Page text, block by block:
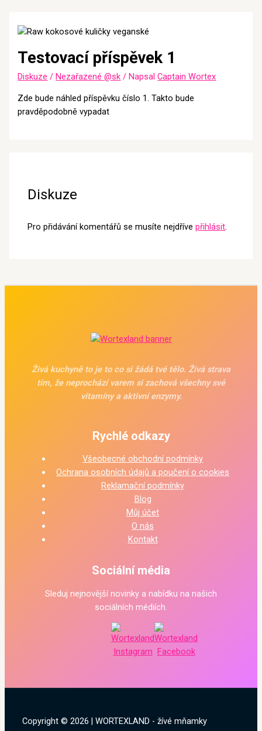
Testovací příspěvek 1
Diskuze /Nezařazené @sk / NapsalCaptain Wortex
Zde bude náhled příspěvku číslo 1. Takto bude
pravděpodobně vypadat
Diskuze
Pro přidávání komentářů se musíte nejdřívepřihlásit.
Živá kuchyně to je to co si žádá tvé tělo. Živá strava
tím, že neprochází varem si zachová všechny své
vitamíny a aktivní enzymy.
Rychlé odkazy
Všeobecné obchodní podmínky
Ochrana osobních údajů a poučení o cookies
Reklamační podmínky
Blog
Můj účet
O nás
Kontakt
Sociální média
Sleduj nejnovější novinky a nabídku na našich
sociálních médiích.
Copyright © 2026 | WORTEXLAND - žívé mňamky